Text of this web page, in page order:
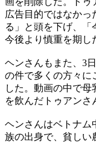
広告目的ではなかっ
る」と頭を下げ、「
今後より慎重を期し
ヘンさんもまた、3
の件で多くの方々に
した。動画の中で
を飲んだトゥアンさ
ヘンさんはベトナム
族の出身で、貧しい